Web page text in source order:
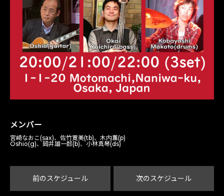
メンバー
宮崎なおこ(sax)、佐竹寛美(tb)、木内薫(p)
Oshio(g)、岡井雄一郎(b)、小林真琴(ds)
前のスケジュール 次のスケジュール